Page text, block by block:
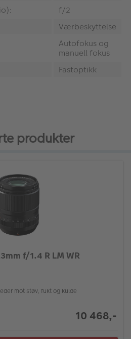
f/2
Værbeskyttelse
Autofokus og
manuell fokus
Fastoptikk
produkter
f/1.4 R LM WR
mot støv, fukt og kulde
10 468,-